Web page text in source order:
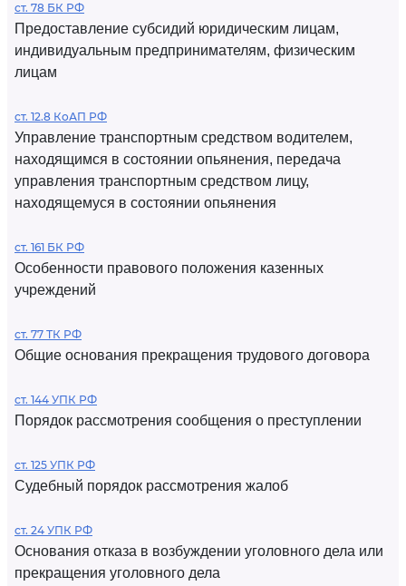
ст. 78 БК РФ
Предоставление субсидий юридическим лицам,
индивидуальным предпринимателям, физическим
лицам
ст. 12.8 КоАП РФ
Управление транспортным средством водителем,
находящимся в состоянии опьянения, передача
управления транспортным средством лицу,
находящемуся в состоянии опьянения
ст. 161 БК РФ
Особенности правового положения казенных
учреждений
ст. 77 ТК РФ
Общие основания прекращения трудового договора
ст. 144 УПК РФ
Порядок рассмотрения сообщения о преступлении
ст. 125 УПК РФ
Судебный порядок рассмотрения жалоб
ст. 24 УПК РФ
Основания отказа в возбуждении уголовного дела или
прекращения уголовного дела